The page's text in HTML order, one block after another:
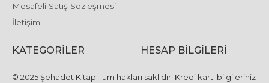
Mesafeli Satış Sözleşmesi
İletişim
KATEGORILER HESAP BILGILERI
© 2025 Şehadet Kitap Tüm hakları saklıdır. Kredi kartı bilgileriniz